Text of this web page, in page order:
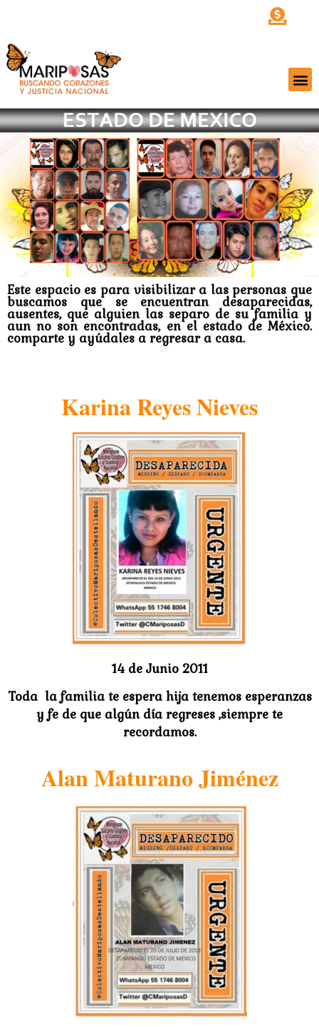
Este espacio es para visibilizar a las personas que
buscamos que se encuentran desaparecidas,
ausentes, que alguien las separo de su familia y
aun no son encontradas, en el estado de México.
comparte y ayúdales a regresar a casa.
Karina Reyes Nieves
14 de Junio 2011
Toda la familia te espera hija tenemos esperanzas
y fe de que algún día regreses ,siempre te
recordamos.
Alan Maturano Jiménez